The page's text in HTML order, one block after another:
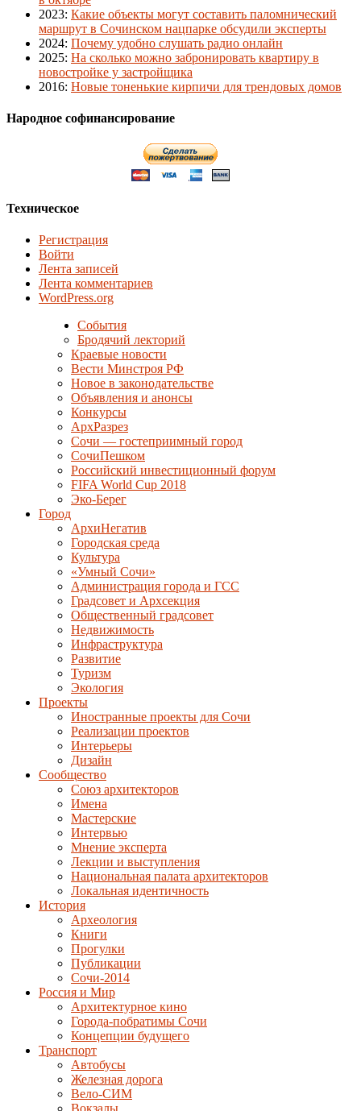
2023: Какие объекты могут составить паломнический
маршрут в Сочинском нацпарке обсудили эксперты
2024: Почему удобно слушать радио онлайн
2025: На сколько можно забронировать квартиру в
новостройке у застройщика
2016: Новые тоненькие кирпичи для трендовых домов
Народное софинансирование
Техническое
Регистрация
Войти
Лента записей
Лента комментариев
WordPress.org
События
Бродячий лекторий
Краевые новости
Вести Минстроя РФ
Новое в законодательстве
Объявления и анонсы
Конкурсы
АрхРазрез
Сочи — гостеприимный город
СочиПешком
Российский инвестиционный форум
FIFA World Cup 2018
Эко-Берег
Город
АрхиНегатив
Городская среда
Культура
«Умный Сочи»
Администрация города и ГСС
Градсовет и Архсекция
Общественный градсовет
Недвижимость
Инфраструктура
Развитие
Туризм
Экология
Проекты
Иностранные проекты для Сочи
Реализации проектов
Интерьеры
Дизайн
Сообщество
Союз архитекторов
Имена
Мастерские
Интервью
Мнение эксперта
Лекции и выступления
Национальная палата архитекторов
Локальная идентичность
История
Археология
Книги
Прогулки
Публикации
Сочи-2014
Россия и Мир
Архитектурное кино
Города-побратимы Сочи
Концепции будущего
Транспорт
Автобусы
Железная дорога
Вело-СИМ